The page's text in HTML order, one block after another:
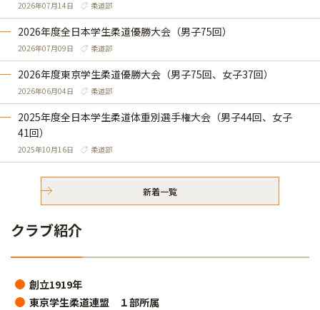
2026年07月14日 柔道部
2026年度全日本学生柔道優勝大会（男子75回）
2026年07月09日 柔道部
2026年度東京学生柔道優勝大会（男子75回、女子37回）
2026年06月04日 柔道部
2025年度全日本学生柔道体重別選手権大会（男子44回、女子
41回）
2025年10月16日 柔道部
新着一覧
クラブ紹介
創立1919年
東京学生柔道連盟 １部所属